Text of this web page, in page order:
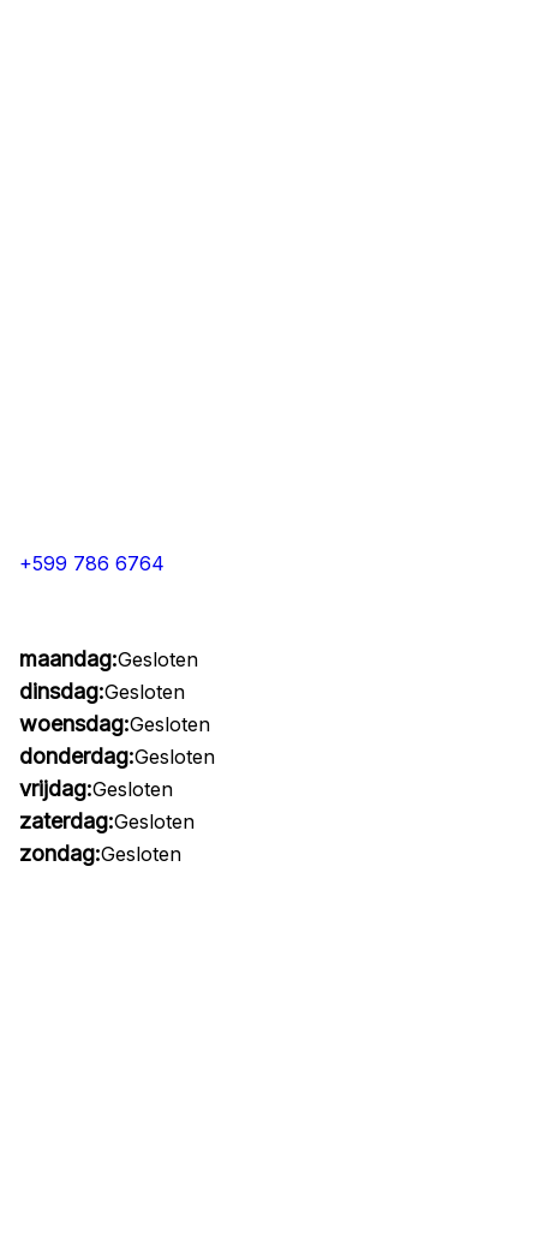
+599 786 6764
maandag:Gesloten
dinsdag:Gesloten
woensdag:Gesloten
donderdag:Gesloten
vrijdag:Gesloten
zaterdag:Gesloten
zondag:Gesloten